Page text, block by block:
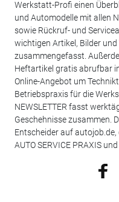
Werkstatt-Profi einen
und Automodelle mit allen
sowie Rückruf- und
wichtigen Artikel, Bilder und
zusammengefasst.
Heftartikel gratis abrufbar
Online-Angebot um
Betriebspraxis für die
NEWSLETTER fasst
Geschehnisse zusammen.
Entscheider auf autojob.de,
AUTO SERVICE PRAXIS